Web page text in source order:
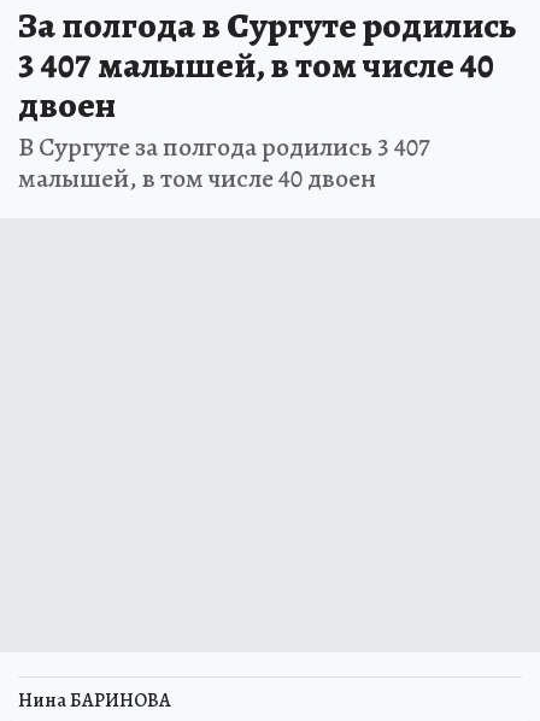
За полгода в Сургуте родились
3 407 малышей, в том числе 40
двоен
В Сургуте за полгода родились 3 407
малышей, в том числе 40 двоен
Нина БАРИНОВА